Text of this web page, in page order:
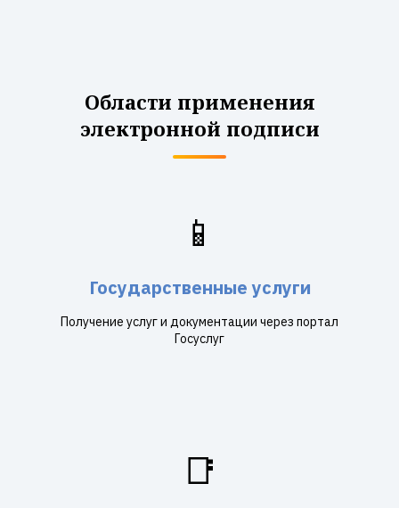
Области применения
электронной подписи
📱
Государственные услуги
Получение услуг и документации через портал
Госуслуг
📑